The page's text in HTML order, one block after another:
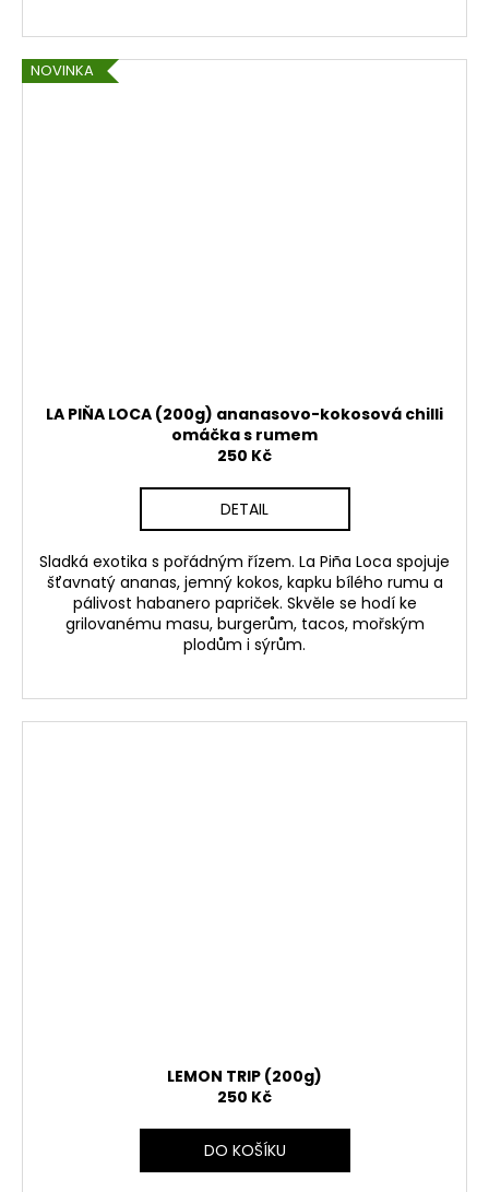
NOVINKA
LA PIŇA LOCA (200g) ananasovo-kokosová chilli
omáčka s rumem
250 Kč
DETAIL
Sladká exotika s pořádným řízem. La Piña Loca spojuje
šťavnatý ananas, jemný kokos, kapku bílého rumu a
pálivost habanero papriček. Skvěle se hodí ke
grilovanému masu, burgerům, tacos, mořským
plodům i sýrům.
LEMON TRIP (200g)
250 Kč
DO KOŠÍKU